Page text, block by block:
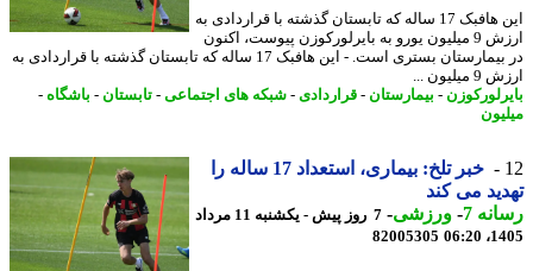
این هافبک 17 ساله که تابستان گذشته با قراردادی به
ارزش 9 میلیون یورو به بایرلورکوزن پیوست، اکنون
در بیمارستان بستری است. - این هافبک 17 ساله که تابستان گذشته با قراردادی به
...
- بیمارستان-قراردادی-شبکه های اجتماعی-تابستان-باشگاه-
خبر تلخ: بیماری، استعداد 17 ساله را
می کند
7
-ورزشی-
7 روز پیش - یکشنبه 11 مرداد
82005305